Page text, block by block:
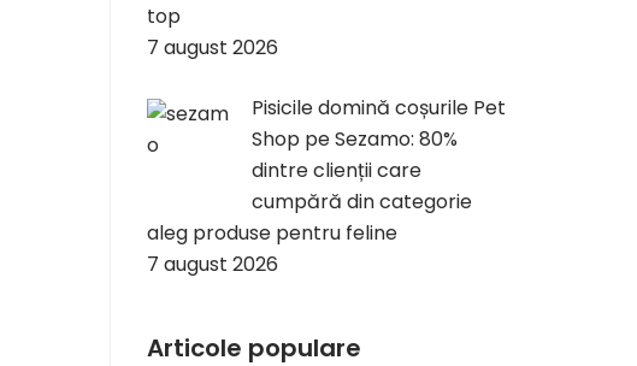
top
7 august 2026
Pisicile domină coșurile Pet
Shop pe Sezamo: 80%
dintre clienții care
cumpără din categorie
aleg produse pentru feline
7 august 2026
Articole populare